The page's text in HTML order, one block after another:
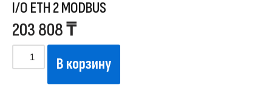
I/O ETH 2 MODBUS
203 808₸
В корзину